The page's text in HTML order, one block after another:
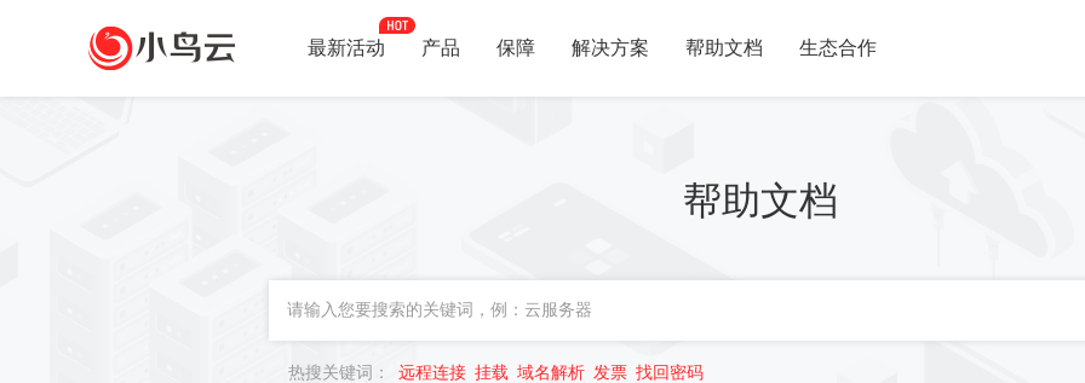
最新活动 产品 保障 解决方案 帮助文档 生态合作
帮助文档
热搜关键词： 远程连接 挂载 域名解析 发票 找回密码